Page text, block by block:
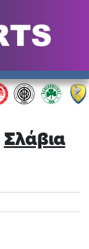
Σλάβια